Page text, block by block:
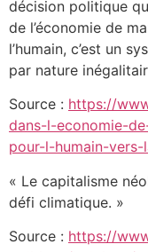
décision politique
de l’économie de
l’humain, c’est un
par nature
Source : https://
dans-l-economie-
pour-l-humain-vers-
« Le capitalisme
défi climatique. »
Source : https://